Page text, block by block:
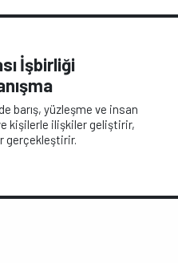
İşbirliği
barış, yüzleşme ve insan
kişilerle ilişkiler geliştirir,
gerçekleştirir.